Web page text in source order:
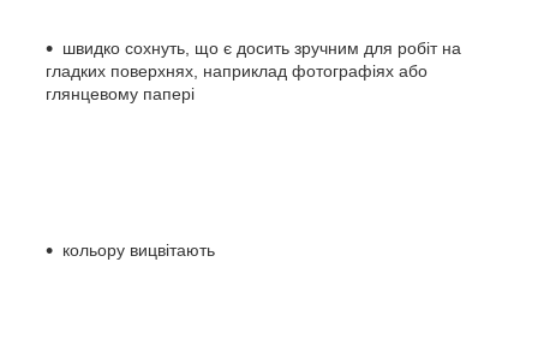
швидко сохнуть, що є досить зручним для робіт на
гладких поверхнях, наприклад фотографіях або
глянцевому папері
кольору вицвітають